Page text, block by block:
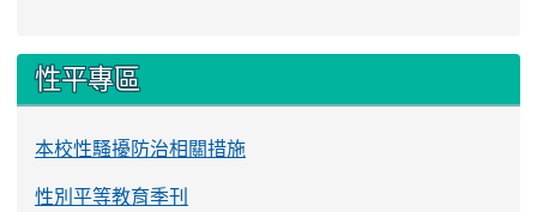
性平專區
本校性騷擾防治相關措施
性別平等教育季刊